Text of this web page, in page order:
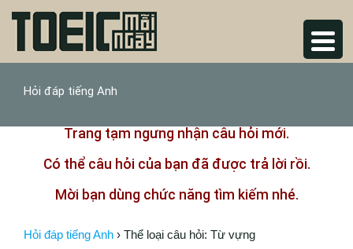
Hỏi đáp tiếng Anh
Trang tạm ngưng nhận câu hỏi mới.
Có thể câu hỏi của bạn đã được trả lời rồi.
Mời bạn dùng chức năng tìm kiếm nhé.
Hỏi đáp tiếng Anh › Thể loại câu hỏi: Từ vựng